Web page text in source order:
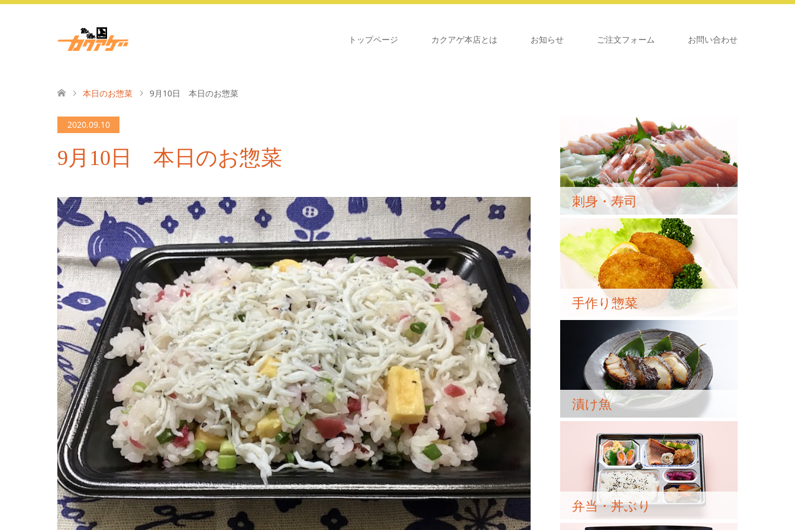
トップページ カクアゲ本店とは お知らせ ご注文フォーム お問い合わせ
本日のお惣菜 9月10日 本日のお惣菜
2020.09.10
9月10日 本日のお惣菜
刺身・寿司
手作り惣菜
漬け魚
弁当・丼ぶり